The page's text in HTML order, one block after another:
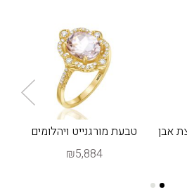
אבן
טבעת מורגנייט ויהלומים
₪5,884